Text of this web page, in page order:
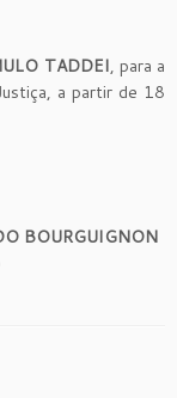
TADDEI, para a
a partir de 18
BOURGUIGNON